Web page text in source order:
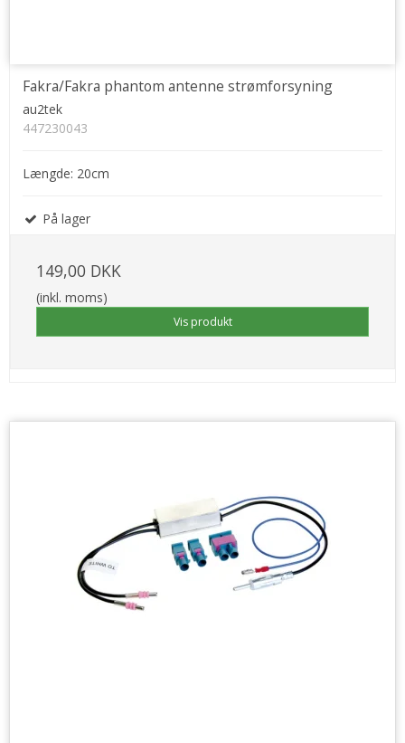
Fakra/Fakra phantom antenne strømforsyning
au2tek
447230043
Længde: 20cm
På lager
149,00 DKK
(inkl. moms)
Vis produkt